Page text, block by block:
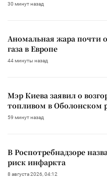
30 минут назад
Аномальная жара почти
газа в Европе
44 минуты назад
Мэр Киева заявил о
топливом в Оболонском
59 минут назад
В Роспотребнадзоре
риск инфаркта
8 августа 2026, 04:12